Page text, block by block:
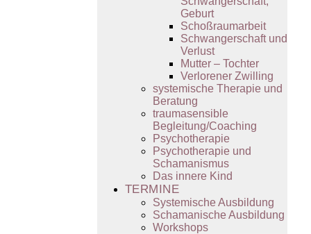
Geburt
Schoßraumarbeit
Schwangerschaft und
Verlust
Mutter – Tochter
Verlorener Zwilling
systemische Therapie und
Beratung
traumasensible
Begleitung/Coaching
Psychotherapie
Psychotherapie und
Schamanismus
Das innere Kind
TERMINE
Systemische Ausbildung
Schamanische Ausbildung
Workshops